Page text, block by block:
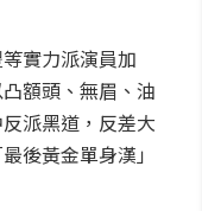
實力派演員加
額頭、無眉、油
派黑道，反差大
後黃金單身漢」